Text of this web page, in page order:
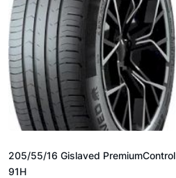
205/55/16 Gislaved PremiumControl
91H